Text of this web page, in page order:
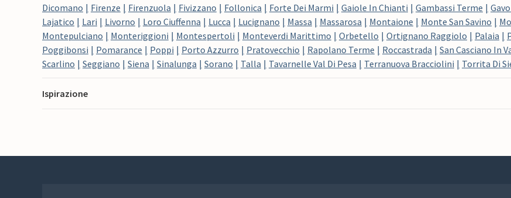
Dicomano
Firenze Firenzuola Fivizzano Follonica Forte Dei Marmi Gaiole In Chianti Gambassi Terme
Lajatico
Lari Livorno Loro Ciuffenna Lucca Lucignano Massa Massarosa Montaione Monte San Savino
Montepulciano
Monteriggioni Montespertoli Monteverdi Marittimo Orbetello Ortignano Raggiolo Palaia
Poggibonsi
Pomarance Poppi Porto Azzurro Pratovecchio Rapolano Terme Roccastrada San Casciano In
Scarlino
Seggiano Siena Sinalunga Sorano Talla Tavarnelle Val Di Pesa Terranuova Bracciolini Torrita Di
Ispirazione